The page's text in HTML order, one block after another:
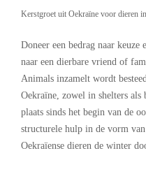
Kerstgroet uit Oekraïne voor dieren
Doneer een bedrag naar
naar een dierbare vriend of
Animals inzamelt wordt
Oekraïne, zowel in shelters
plaats sinds het begin van de
structurele hulp in de vorm
Oekraïense dieren de winter